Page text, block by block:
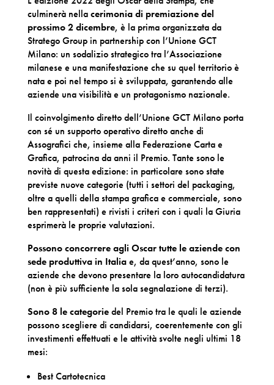
culminerà nellacerimonia di premiazione del
prossimo 2 dicembre, è la prima organizzata da
Stratego Group in partnership con l’Unione GCT
Milano: un sodalizio strategico tra l’Associazione
milanese e una manifestazione che su quel territorio è
nata e poi nel tempo si è sviluppata, garantendo alle
aziende una visibilità e un protagonismo nazionale.
Il coinvolgimento diretto dell’Unione GCT Milano porta
con sé un supporto operativo diretto anche di
Assografici che, insieme alla Federazione Carta e
Grafica, patrocina da anni il Premio. Tante sono le
novità di questa edizione: in particolare sono state
previste nuove categorie (tutti i settori del packaging,
oltre a quelli della stampa grafica e commerciale, sono
ben rappresentati) e rivisti i criteri con i quali la Giuria
esprimerà le proprie valutazioni.
Possono concorrere agli Oscar tutte le aziende con
sede produttiva in Italiae, da quest’anno, sono le
aziende che devono presentare la loro autocandidatura
(non è più sufficiente la sola segnalazione di terzi).
Sono 8 le categoriedel Premio tra le quali le aziende
possono scegliere di candidarsi, coerentemente con gli
investimenti effettuati e le attività svolte negli ultimi 18
mesi:
Best Cartotecnica